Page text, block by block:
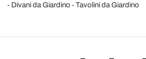
Divani da Giardino
Tavolini da Giardino